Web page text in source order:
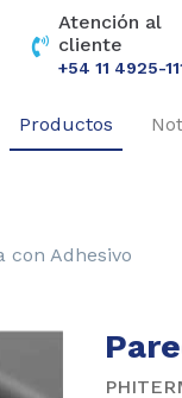
Atención al
cliente
+54 11 4925-
Productos
con Adhesivo